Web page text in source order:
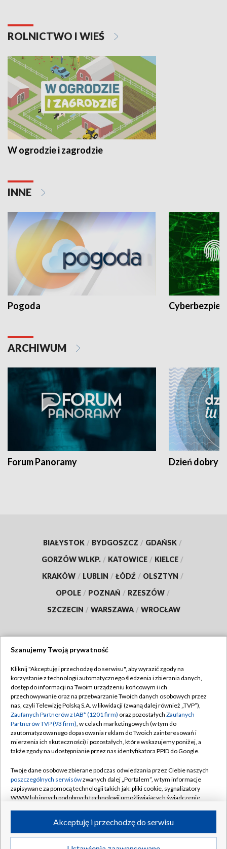
ROLNICTWO I WIEŚ
W ogrodzie i zagrodzie
INNE
Pogoda
ARCHIWUM
Forum Panoramy Dzień dobry
BIAŁYSTOK / BYDGOSZCZ / GDAŃSK /
GORZÓW WLKP. / KATOWICE / KIELCE /
KRAKÓW / LUBLIN / ŁÓDŹ / OLSZTYN /
OPOLE / POZNAŃ / RZESZÓW /
SZCZECIN / WARSZAWA / WROCŁAW
TVP
Abonament TVP
Emisja w TVP
Centrum informacji TVP
Naziemna Telewizja Cyfrowa
Rada Programowa
System NOS
Informacje o nadawcy
Program dla prasy
Regulamin TVP
Polityka prywatności
Moje zgody
Pomoc
Kontakt
Kanały
©2026 Telewizja Polska S.A. w likwidacji
Szanujemy Twoją prywatność
Kliknij "Akceptuję i przechodzę do serwisu", aby wyrazić zgody na
korzystanie z technologii automatycznego śledzenia i zbierania danych,
dostęp do informacji na Twoim urządzeniu końcowym i ich
przechowywanie oraz na przetwarzanie Twoich danych osobowych przez
nas, czyli Telewizję Polską S.A. w likwidacji (zwaną dalej również „TVP”),
Zaufanych Partnerów z IAB* (1201 firm) oraz pozostałych Zaufanych
Partnerów TVP (93 firm), w celach marketingowych (w tym do
zautomatyzowanego dopasowania reklam do Twoich zainteresowań i
mierzenia ich skuteczności) i pozostałych, które wskazujemy poniżej, a
także zgody na udostępnianie przez nas identyfikatora PPID do Google.
Twoje dane osobowe zbierane podczas odwiedzania przez Ciebie naszych
poszczególnych serwisówzwanych dalej „Portalem”, w tym informacje
zapisywane za pomocą technologii takich jak: pliki cookie, sygnalizatory
WWW lub innych podobnych technologii umożliwiających świadczenie
ruchu w Internecie.
Twoje dane osobowe zbierane podczas odwiedzania przez Ciebie
Akceptuję i przechodzę do serwisu